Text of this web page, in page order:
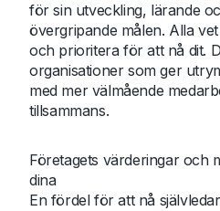
för sin utveckling, lärande
övergripande målen. Alla
och prioritera för att nå dit.
organisationer som ger
med mer välmående
tillsammans.
Företagets värderingar och
dina
En fördel för att nå